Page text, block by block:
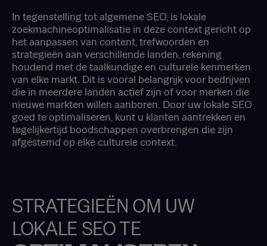
In tegenstelling tot algemene SEO, is lokale
zoekmachineoptimalisatie in deze context gericht op
het aanpassen van content, trefwoorden en
strategieën aan verschillende landen, rekening
houdend met de taalkundige en culturele kenmerken
van elke markt. Dit is vooral belangrijk voor bedrijven
die in meerdere landen actief zijn of voor merken die
nieuwe markten willen aanboren. Door uw lokale SEO
goed te optimaliseren, kunt u klanten aantrekken en
tegelijkertijd boodschappen overbrengen die zijn
afgestemd op elke culturele context.
STRATEGIEËN OM UW
LOKALE SEO TE